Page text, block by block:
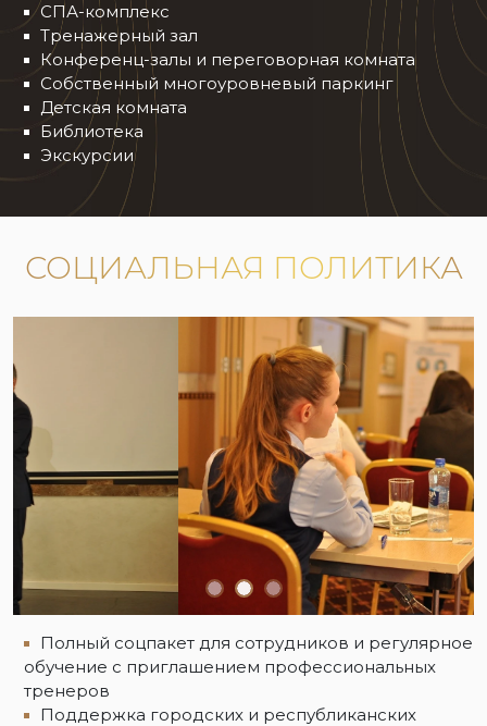
СПА-комплекс
Тренажерный зал
Конференц-залы и переговорная комната
Собственный многоуровневый паркинг
Детская комната
Библиотека
Экскурсии
СОЦИАЛЬНАЯ ПОЛИТИКА
Полный соцпакет для сотрудников и регулярное
обучение с приглашением профессиональных
тренеров
Поддержка городских и республиканских